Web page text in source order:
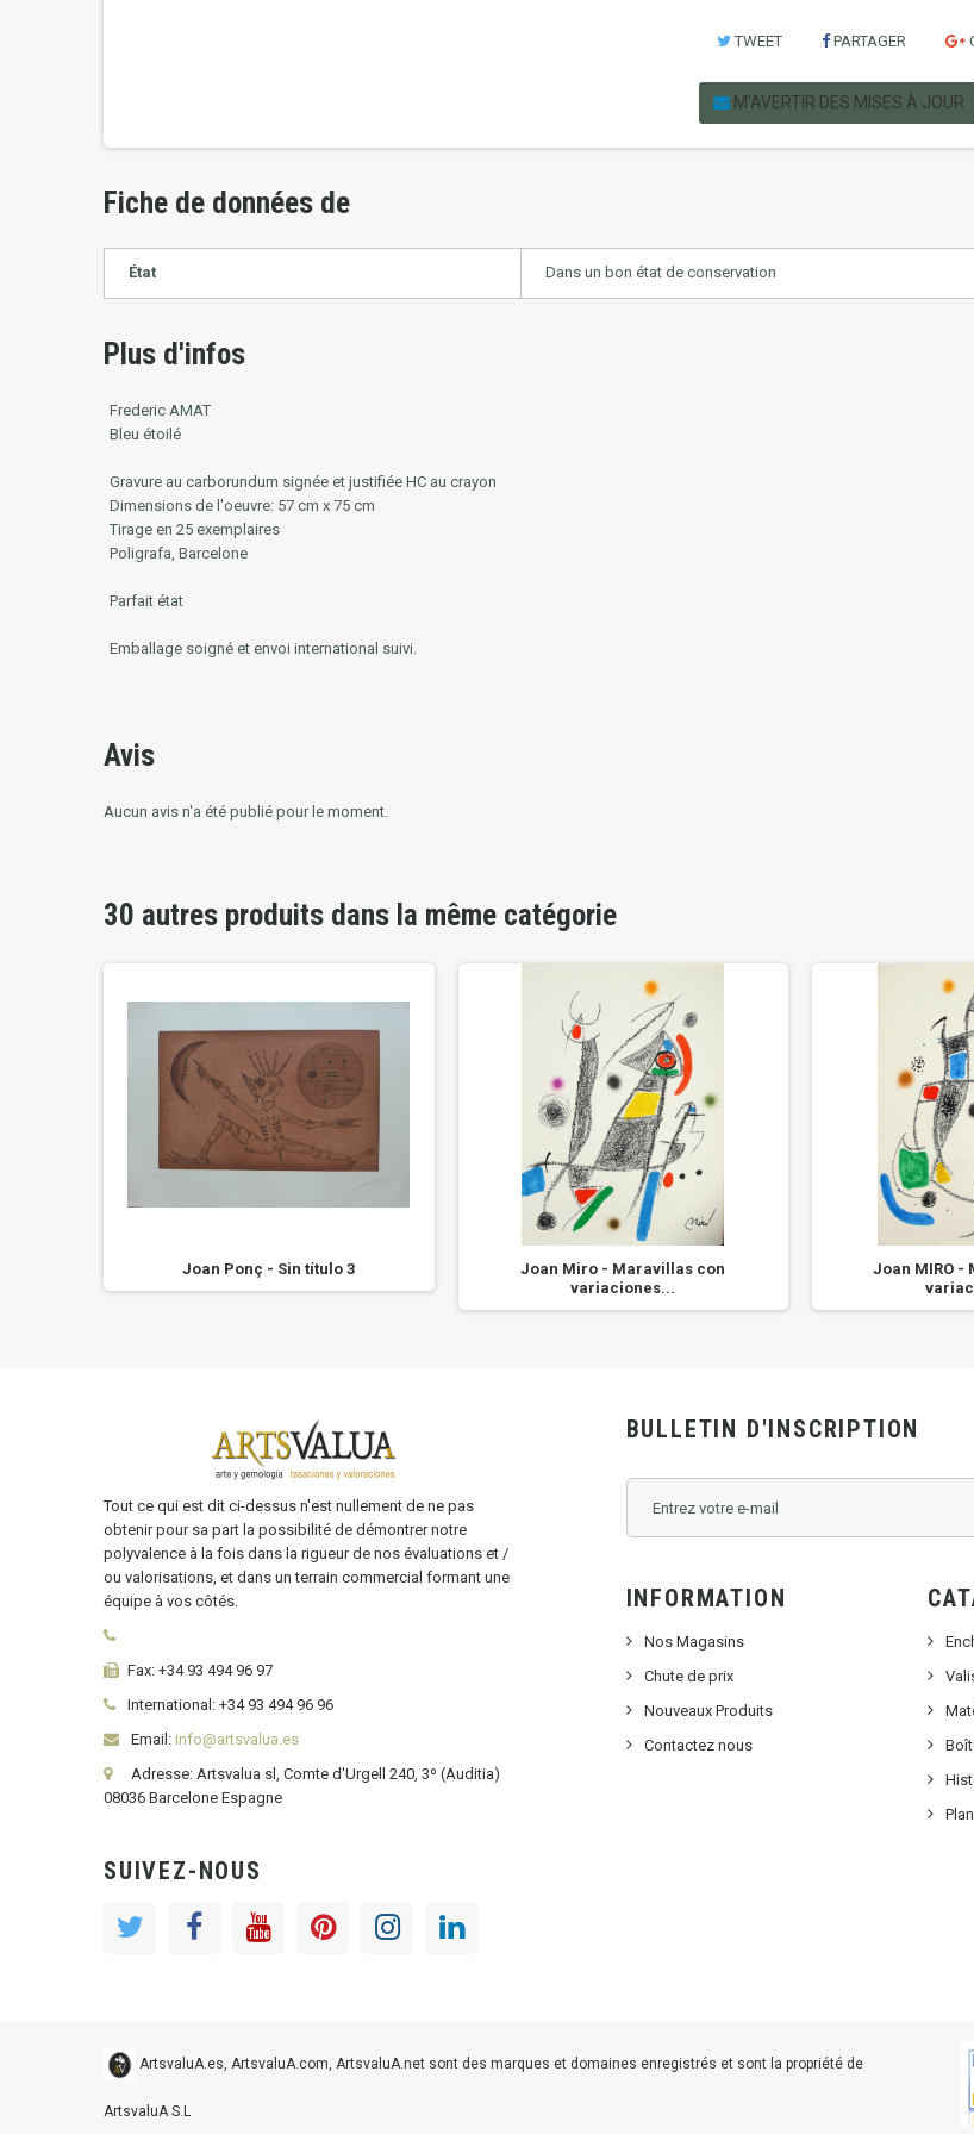
TWEET PARTAGER
M'AVERTIR DES MISES À JOUR
Fiche de données de
État Dans un bon état de conservation
Plus d'infos
Frederic AMAT
Bleu étoilé
Gravure au carborundum signée et justifiée HC au crayon
Dimensions de l'oeuvre: 57 cm x 75 cm
Tirage en 25 exemplaires
Poligrafa, Barcelone
Parfait état
Emballage soigné et envoi international suivi.
Avis
Aucun avis n'a été publié pour le moment.
30 autres produits dans la même catégorie
Joan Ponç - Sin título 3
Joan Miro - Maravillas con
variaciones...
Joan MIRO -
Tout ce qui est dit ci-dessus n'est nullement de ne pas
obtenir pour sa part la possibilité de démontrer notre
polyvalence à la fois dans la rigueur de nos évaluations et /
ou valorisations, et dans un terrain commercial formant une
équipe à vos côtés.
Fax: +34 93 494 96 97
International: +34 93 494 96 96
Email: info@artsvalua.es
Adresse: Artsvalua sl, Comte d'Urgell 240, 3º (Auditia)
08036 Barcelone Espagne
SUIVEZ-NOUS
BULLETIN D'INSCRIPTION
INFORMATION
Nos Magasins
Chute de prix
Nouveaux Produits
Contactez nous
ArtsvaluA.es, ArtsvaluA.com, ArtsvaluA.net sont des marques et domaines enregistrés et sont la propriété de
ArtsvaluA S.L